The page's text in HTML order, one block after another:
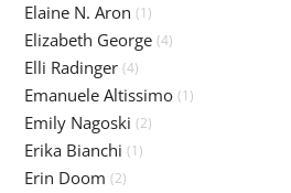
Elaine N. Aron (1)
Elizabeth George (4)
Elli Radinger (4)
Emanuele Altissimo (1)
Emily Nagoski (2)
Erika Bianchi (1)
Erin Doom (2)